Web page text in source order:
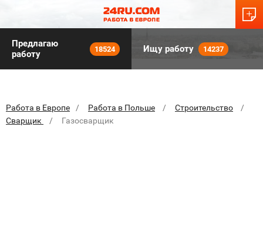
Предлагаю
работу
18524 Ищу работу 14237
Работа в Европе Работа в Польше
Строительство
Сварщик
Газосварщик